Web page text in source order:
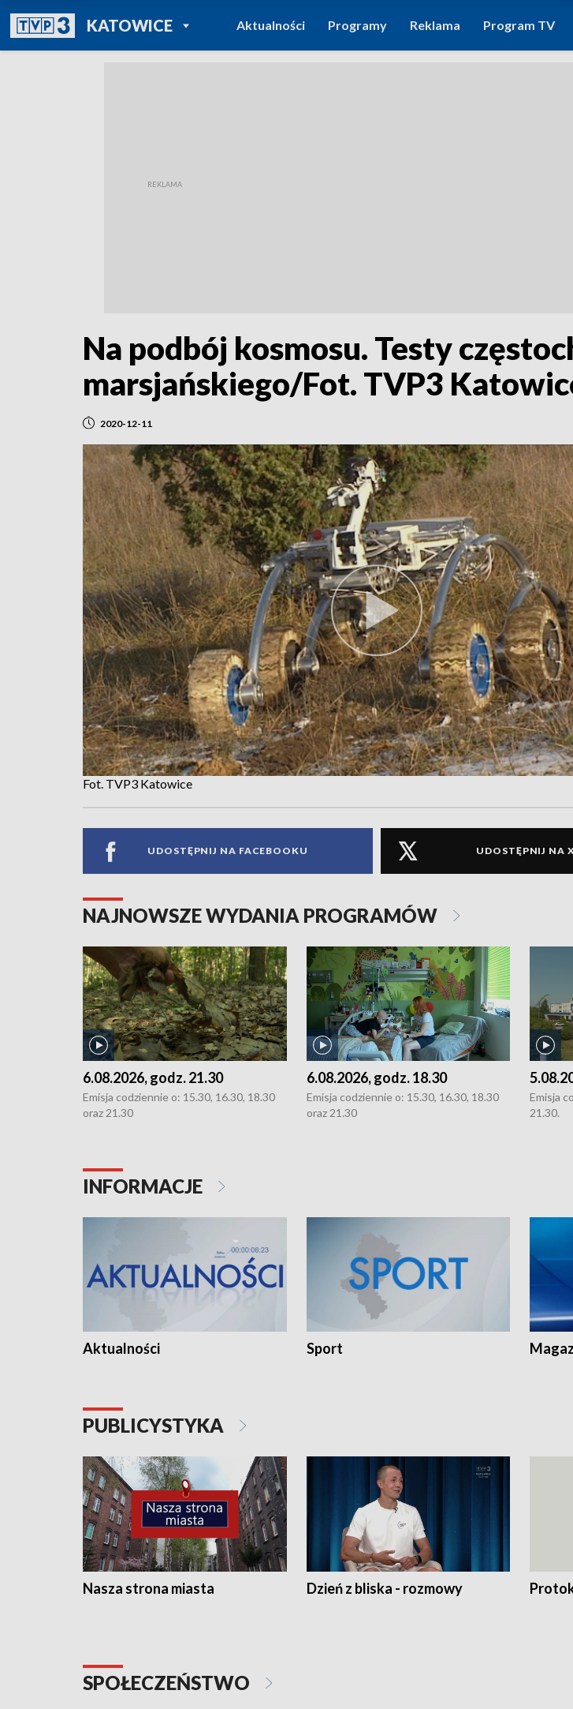
KATOWICEPOWRÓT DO
TVP REGIONY
Aktualności Programy Reklama Program TV
Na podbój kosmosu. Testy
marsjańskiego/Fot. TVP3
2020-12-11
Fot. TVP3 Katowice
UDOSTĘPNIJ NA FACEBOOKU UDOSTĘPNIJ NA
NAJNOWSZE WYDANIA PROGRAMÓW
6.08.2026, godz. 21.30
Emisja codziennie o: 15.30, 16.30, 18.30
oraz 21.30
6.08.2026, godz. 18.30
Emisja codziennie o: 15.30, 16.30, 18.30
oraz 21.30
Emisja
21.30.
INFORMACJE
Aktualności Sport
PUBLICYSTYKA
Nasza strona miasta Dzień z bliska - rozmowy
SPOŁECZEŃSTWO